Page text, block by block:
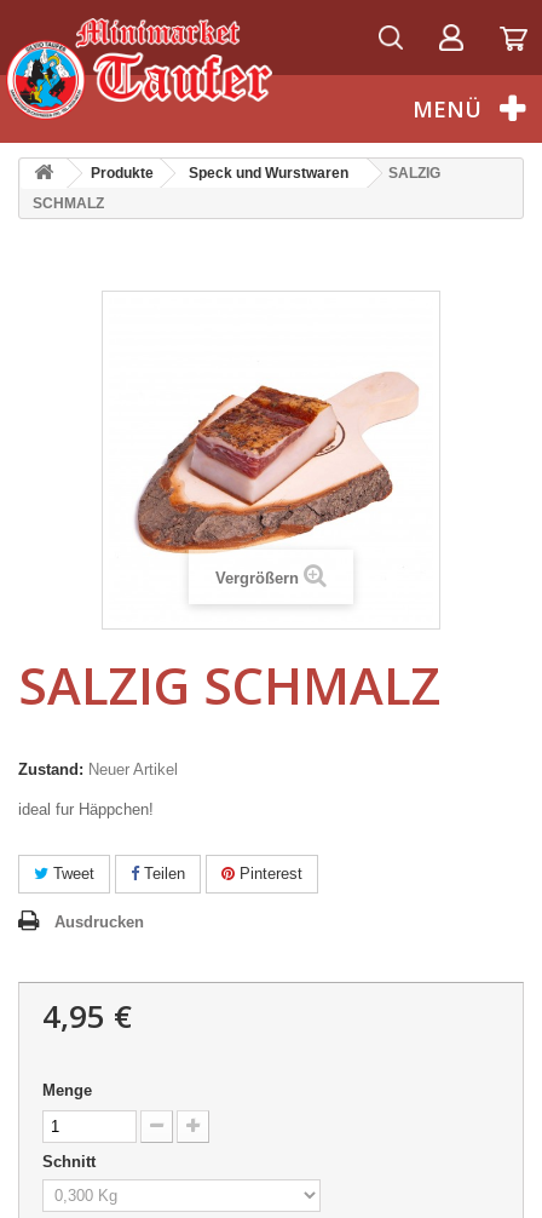
Deutsch
MENÜ
Produkte Speck und Wurstwaren
SALZIG
SCHMALZ
Vergrößern
SALZIG SCHMALZ
Zustand: Neuer Artikel
ideal fur Häppchen!
Tweet Teilen Pinterest
Ausdrucken
4,95 €
Menge
Schnitt